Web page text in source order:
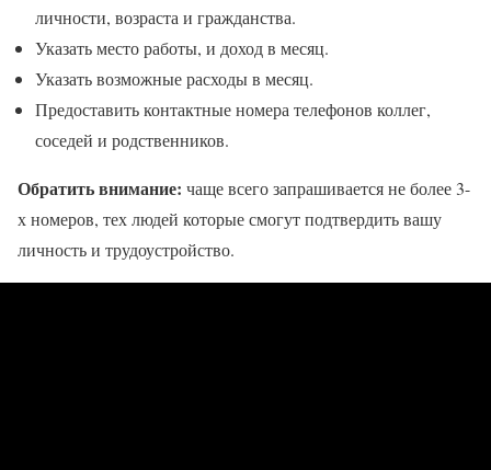
личности, возраста и гражданства.
Указать место работы, и доход в месяц.
Указать возможные расходы в месяц.
Предоставить контактные номера телефонов коллег,
соседей и родственников.
Обратить внимание: чаще всего запрашивается не более 3-
х номеров, тех людей которые смогут подтвердить вашу
личность и трудоустройство.